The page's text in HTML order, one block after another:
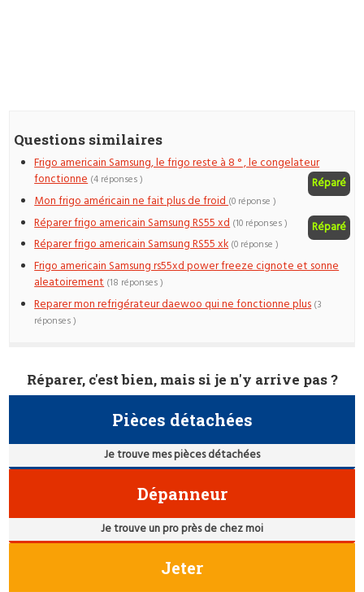
Questions similaires
Frigo americain Samsung, le frigo reste à 8 ° , le congelateur
fonctionne
Réparé
(4 réponses )
Mon frigo américain ne fait plus de froid(0 réponse )
Réparer frigo americain Samsung RS55 xd Réparé
(10 réponses )
Réparer frigo americain Samsung RS55 xk (0 réponse )
Frigo americain Samsung rs55xd power freeze cignote et sonne
aleatoirement (18 réponses )
Reparer mon refrigérateur daewoo qui ne fonctionne plus (3
réponses )
Réparer, c'est bien, mais si je n'y arrive pas ?
Pièces détachées
Je trouve mes pièces détachées
Dépanneur
Je trouve un pro près de chez moi
Jeter